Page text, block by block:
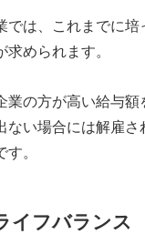
では、これまでに
められます。
業の方が高い給与額
ない場合には解雇さ
。
イフバランス